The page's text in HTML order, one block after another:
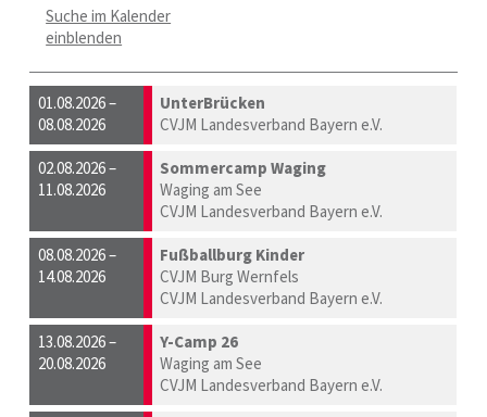
Suche im Kalender
einblenden
01.08.2026 –
08.08.2026
UnterBrücken
CVJM Landesverband Bayern e.V.
02.08.2026 –
11.08.2026
Sommercamp Waging
Waging am See
CVJM Landesverband Bayern e.V.
08.08.2026 –
14.08.2026
Fußballburg Kinder
CVJM Burg Wernfels
CVJM Landesverband Bayern e.V.
13.08.2026 –
20.08.2026
Y-Camp 26
Waging am See
CVJM Landesverband Bayern e.V.